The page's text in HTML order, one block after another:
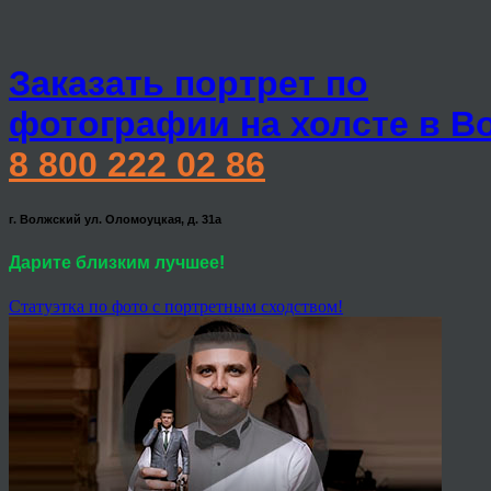
Заказать портрет по
фотографии на холсте в
8 800 222 02 86
г. Волжский ул. Оломоуцкая, д. 31а
Дарите близким лучшее!
Статуэтка по фото с портретным сходством!